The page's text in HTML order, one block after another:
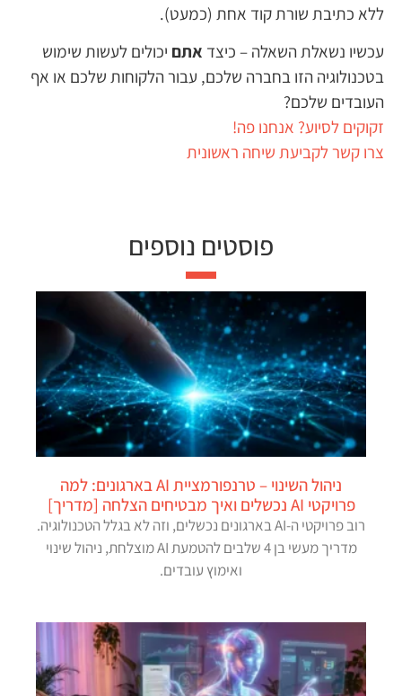
ללא כתיבת שורת קוד אחת (כמעט).
עכשיו נשאלת השאלה – כיצד אתם יכולים לעשות שימוש
בטכנולוגיה הזו בחברה שלכם, עבור הלקוחות שלכם או אף
העובדים שלכם?
זקוקים לסיוע? אנחנו פה!
צרו קשר לקביעת שיחה ראשונית
פוסטים נוספים
ניהול השינוי – טרנפורמציית AI בארגונים: למה
פרויקטי AI נכשלים ואיך מבטיחים הצלחה [מדריך]
רוב פרויקטי ה-AI בארגונים נכשלים, וזה לא בגלל הטכנולוגיה.
מדריך מעשי בן 4 שלבים להטמעת AI מוצלחת, ניהול שינוי
ואימוץ עובדים.